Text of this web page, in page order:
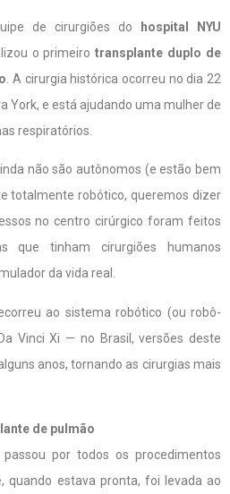
de cirurgiões do
hospital NYU
o primeirotransplante duplo de
. A cirurgia histórica ocorreu no dia 22
York, e está ajudando uma mulher de
respiratórios.
não são autônomos (e estão bem
totalmente robótico, queremos dizer
no centro cirúrgico foram feitos
que tinham cirurgiões humanos
da vida real.
ao sistema robótico (ou robô-
Vinci Xi — no Brasil, versões deste
anos, tornando as cirurgias mais
de pulmão
por todos os procedimentos
quando estava pronta, foi levada ao